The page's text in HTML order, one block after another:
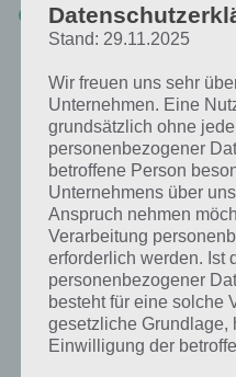
Zur Übersicht :4 Bilder 1
März 2021!
Stand: 29.11.2025
Wir freuen uns sehr
Unternehmen. Eine
grundsätzlich ohne
personenbezogener
betroffene Person
Unternehmens über
Anspruch nehmen
Verarbeitung
erforderlich werden. Ist
personenbezogener
besteht für eine solche
gesetzliche Grundlage,
Einwilligung der